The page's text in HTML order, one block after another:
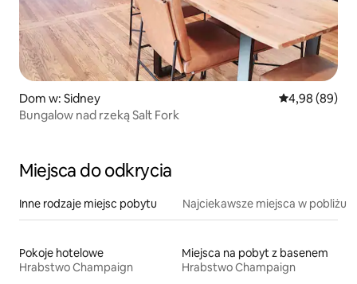
Dom w: Sidney Średnia
4,98 (89)
Bungalow nad rzeką Salt Fork
Miejsca do odkrycia
Inne rodzaje miejsc pobytu Najciekawsze miejsca w pobliżu
Pokoje hotelowe
Hrabstwo Champaign
Miejsca na pobyt z basenem
Hrabstwo Champaign